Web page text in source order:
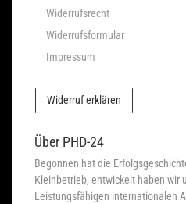
Widerrufsrecht
Widerrufsformular
Impressum
Widerruf erklären
Über PHD-24
Begonnen hat die
Kleinbetrieb, entwickelt haben wir
Leistungsfähigen internationalen